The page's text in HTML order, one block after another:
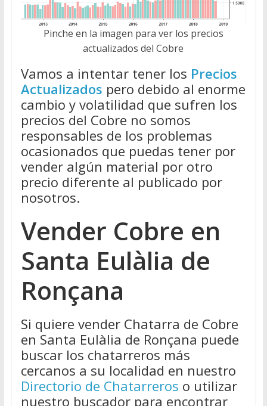
Pinche en la imagen para ver los precios
actualizados del Cobre
Vamos a intentar tener los Precios
Actualizados pero debido al enorme
cambio y volatilidad que sufren los
precios del Cobre no somos
responsables de los problemas
ocasionados que puedas tener por
vender algún material por otro
precio diferente al publicado por
nosotros.
Vender Cobre en
Santa Eulàlia de
Ronçana
Si quiere vender Chatarra de Cobre
en Santa Eulàlia de Ronçana puede
buscar los chatarreros más
cercanos a su localidad en nuestro
Directorio de Chatarreros o utilizar
nuestro buscador para encontrar